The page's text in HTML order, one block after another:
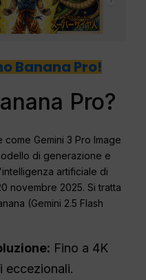
Banana Pro!
Pro?
Gemini 3 Pro Image
di generazione e
artificiale di
novembre 2025. Si tratta
(Gemini 2.5 Flash
Fino a 4K
eccezionali.